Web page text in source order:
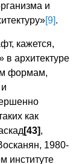
и
[9].
кажется,
в архитектуре
формам,
как
[43],
1980-
институте